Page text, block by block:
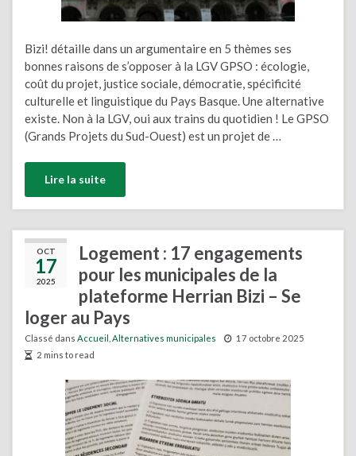
Bizi! détaille dans un argumentaire en 5 thèmes ses
bonnes raisons de s’opposer à la LGV GPSO : écologie,
coût du projet, justice sociale, démocratie, spécificité
culturelle et linguistique du Pays Basque. Une alternative
existe. Non à la LGV, oui aux trains du quotidien ! Le GPSO
(Grands Projets du Sud-Ouest) est un projet de …
Lire la suite
OCT
17
2025
Logement : 17 engagements
pour les municipales de la
plateforme Herrian Bizi – Se
loger au Pays
Classé dans Accueil Alternatives municipales
17 octobre 2025
2 mins to read